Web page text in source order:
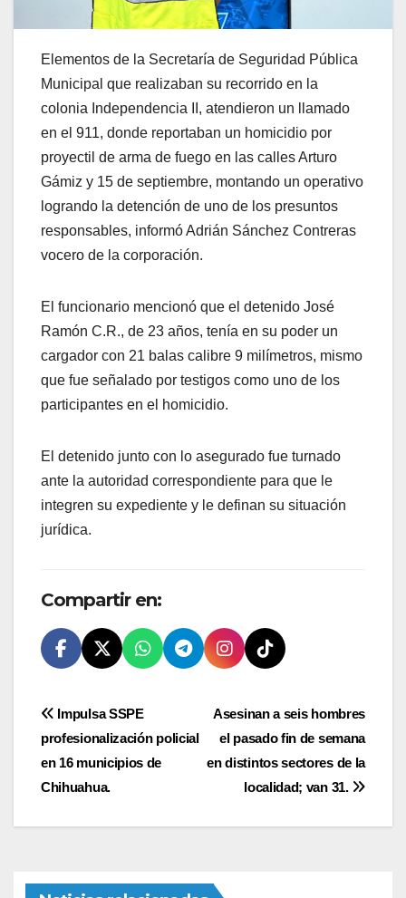
Elementos de la Secretaría de Seguridad Pública
Municipal que realizaban su recorrido en la
colonia Independencia II, atendieron un llamado
en el 911, donde reportaban un homicidio por
proyectil de arma de fuego en las calles Arturo
Gámiz y 15 de septiembre, montando un operativo
logrando la detención de uno de los presuntos
responsables, informó Adrián Sánchez Contreras
vocero de la corporación.
El funcionario mencionó que el detenido José
Ramón C.R., de 23 años, tenía en su poder un
cargador con 21 balas calibre 9 milímetros, mismo
que fue señalado por testigos como uno de los
participantes en el homicidio.
El detenido junto con lo asegurado fue turnado
ante la autoridad correspondiente para que le
integren su expediente y le definan su situación
jurídica.
Compartir en:
Navegación
de
entradas
Asesinan a seis hombres
el pasado fin de semana
en distintos sectores de la
localidad; van 31.
Impulsa SSPE
profesionalización policial
en 16 municipios de
Chihuahua.